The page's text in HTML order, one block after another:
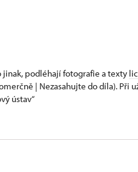
podléhají fotografie a texty
| Nezasahujte do díla). Při
ústav“